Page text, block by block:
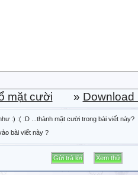
mặt cười » Download
:) :( :D ...thành mặt cười trong bài viết này?
bài viết này ?